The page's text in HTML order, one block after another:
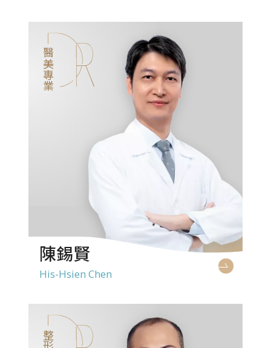
醫美專業
陳錫賢
His-Hsien Chen